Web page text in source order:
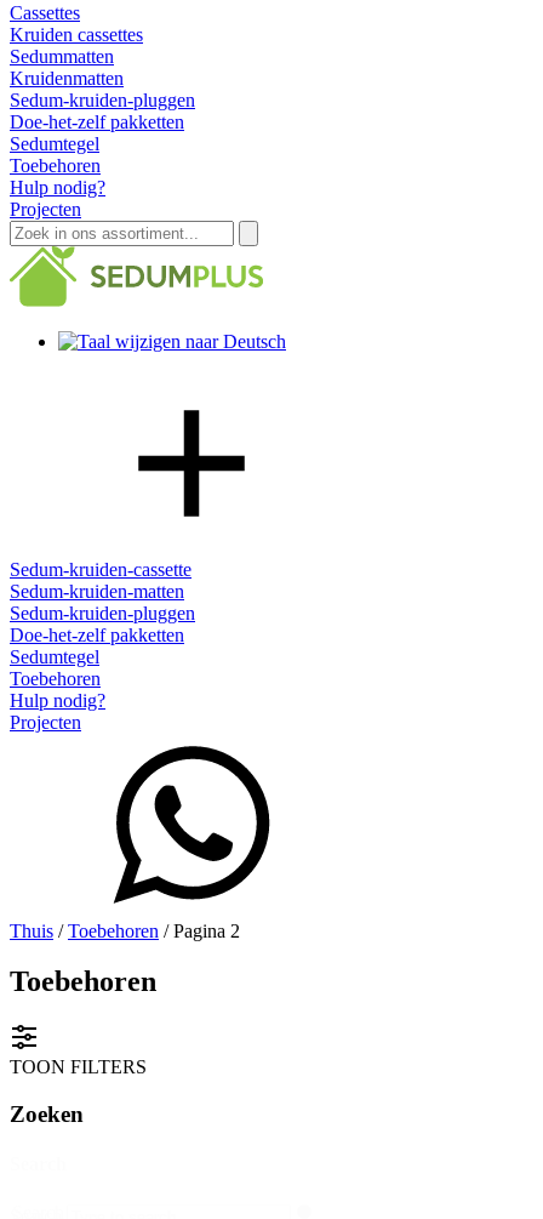
Cassettes
Kruiden cassettes
Sedummatten
Kruidenmatten
Sedum-kruiden-pluggen
Doe-het-zelf pakketten
Sedumtegel
Toebehoren
Hulp nodig?
Projecten
Zoeken
naar:
Sedum-kruiden-cassette
Sedum-kruiden-matten
Sedum-kruiden-pluggen
Doe-het-zelf pakketten
Sedumtegel
Toebehoren
Hulp nodig?
Projecten
Thuis /Toebehoren / Pagina 2
Toebehoren
TOON FILTERS
Zoeken